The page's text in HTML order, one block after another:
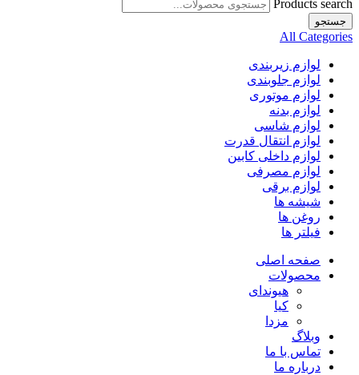
Products search
جستجو
All Categories
لوازم زیربندی
لوازم جلوبندی
لوازم موتوری
لوازم بدنه
لوازم شاسی
لوازم انتقال قدرت
لوازم داخلی کابین
لوازم مصرفی
لوازم برقی
شیشه ها
روغن ها
فیلتر ها
صفحه اصلی
محصولات
هیوندای
کیا
مزدا
وبلاگ
تماس با ما
درباره ما